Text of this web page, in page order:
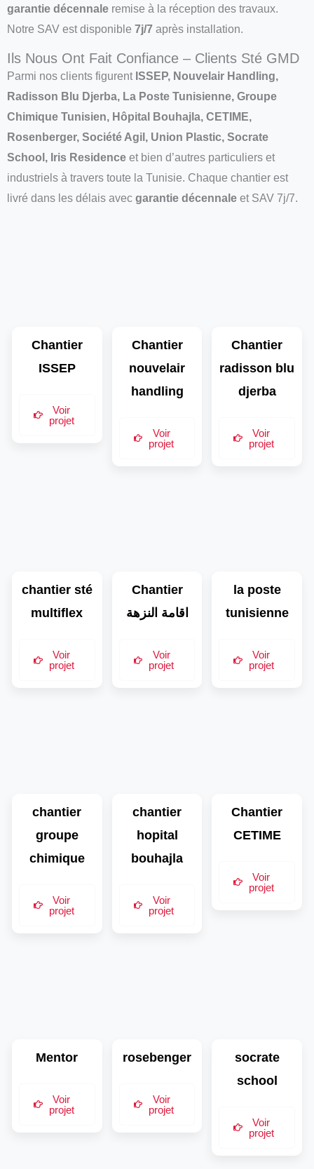
garantie décennale remise à la réception des travaux.
Notre SAV est disponible 7j/7 après installation.
Ils Nous Ont Fait Confiance – Clients Sté GMD
Parmi nos clients figurent ISSEP, Nouvelair Handling,
Radisson Blu Djerba, La Poste Tunisienne, Groupe
Chimique Tunisien, Hôpital Bouhajla, CETIME,
Rosenberger, Société Agil, Union Plastic, Socrate
School, Iris Residence et bien d’autres particuliers et
industriels à travers toute la Tunisie. Chaque chantier est
livré dans les délais avec garantie décennale et SAV 7j/7.
Chantier
ISSEP
Voir
projet
Chantier
nouvelair
handling
Voir
projet
Chantier
radisson blu
djerba
Voir
projet
chantier sté
multiflex
Voir
projet
Chantier
اقامة النزهة
Voir
projet
la poste
tunisienne
Voir
projet
chantier
groupe
chimique
Voir
projet
chantier
hopital
bouhajla
Voir
projet
Chantier
CETIME
Voir
projet
Mentor
Voir
projet
rosebenger
Voir
projet
socrate
school
Voir
projet